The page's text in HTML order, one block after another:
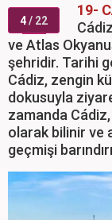
4/ 22
19-
ve Atlas
şehridir. Tarihi
Cádiz, zengin
dokusuyla
zamanda
olarak bilinir ve
geçmişi